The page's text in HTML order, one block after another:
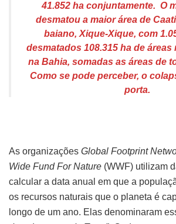
41.852 ha conjuntamente. O
desmatou a maior área de
baiano, Xique-Xique, com
desmatados 108.315 ha de áreas
na Bahia, somadas as áreas de
Como se pode perceber, o
porta.
As organizações Global Footprint
Wide Fund For Nature (WWF) utilizam
calcular a data anual em que a
os recursos naturais que o planeta é
longo de um ano. Elas denominaram